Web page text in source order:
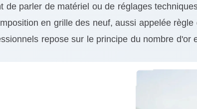
de parler de matériel ou de réglages
en grille des neuf, aussi appelée
repose sur le principe du nombre